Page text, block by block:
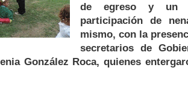
de egreso y un
participación de
mismo, con la
secretarios de
González Roca, quienes